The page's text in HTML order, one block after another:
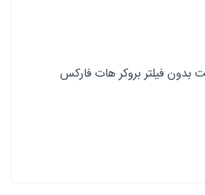
بدون فیلتر بروکر هات فارکس